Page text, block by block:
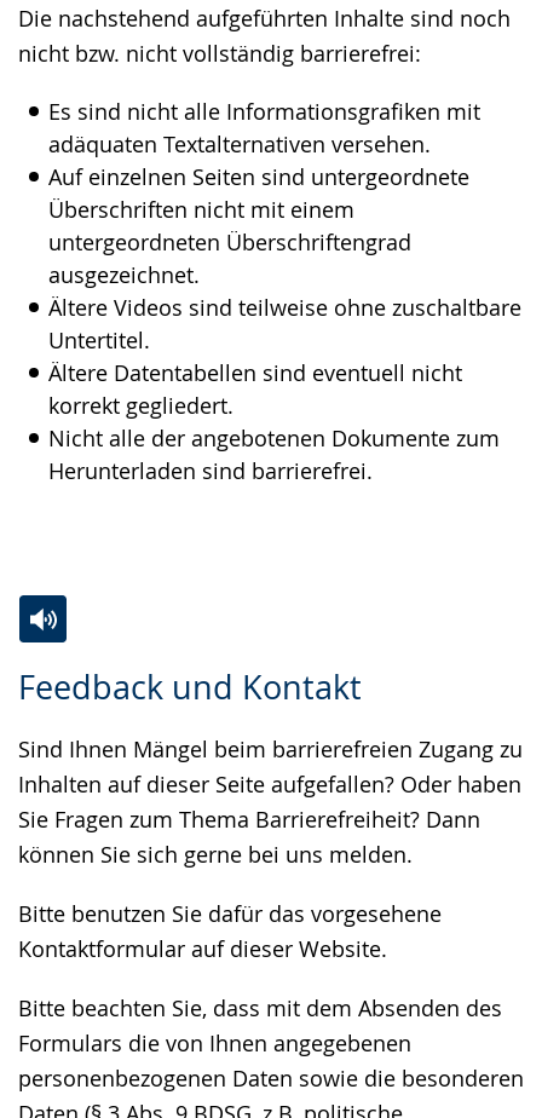
Die nachstehend aufgeführten Inhalte sind noch
nicht bzw. nicht vollständig barrierefrei:
Es sind nicht alle Informationsgrafiken mit
adäquaten Textalternativen versehen.
Auf einzelnen Seiten sind untergeordnete
Überschriften nicht mit einem
untergeordneten Überschriftengrad
ausgezeichnet.
Ältere Videos sind teilweise ohne zuschaltbare
Untertitel.
Ältere Datentabellen sind eventuell nicht
korrekt gegliedert.
Nicht alle der angebotenen Dokumente zum
Herunterladen sind barrierefrei.
wechseln.
Deutscher
Gebärdensprache
wird
angezeigt.
Feedback und Kontakt
Sind Ihnen Mängel beim barrierefreien Zugang zu
Inhalten auf dieser Seite aufgefallen? Oder haben
Sie Fragen zum Thema Barrierefreiheit? Dann
können Sie sich gerne bei uns melden.
Bitte benutzen Sie dafür das vorgesehene
Kontaktformular auf dieser Website.
Bitte beachten Sie, dass mit dem Absenden des
Formulars die von Ihnen angegebenen
personenbezogenen Daten sowie die besonderen
Leichten
wechseln.
Audio-
Video
Deutscher
Gebärdensprache
wird
angezeigt.